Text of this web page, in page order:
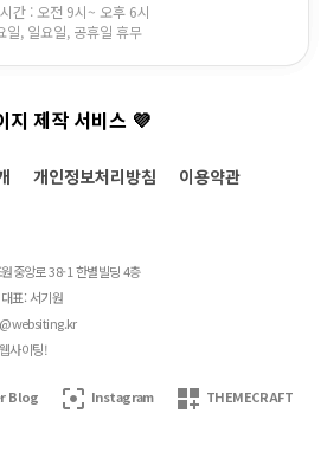
간 : 오전 9시~ 오후 6시
일, 일요일, 공휴일 휴무
지 제작 서비스 💜
개인정보처리방침
이용약관
중앙로 38-1 한별빌딩 4층
대표: 서기원
사이팅!
Blog filter_center_focus Instagram dashboard_customize THEMECRAFT